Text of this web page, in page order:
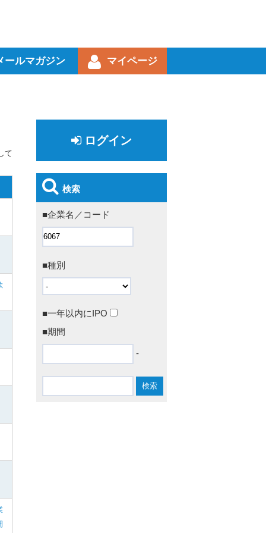
ールマガジン マイページ
て
ログイン
検索
■企業名／コード
■種別
■一年以内にIPO
■期間
-